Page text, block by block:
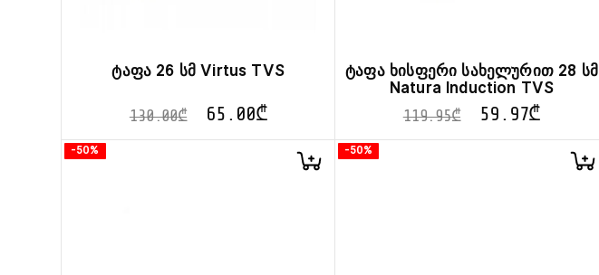
ტაფა 26 სმ Virtus TVS
130.00₾ 65.00₾
ტაფა ხისფერი სახელურით 28 სმ
Natura Induction TVS
119.95₾ 59.97₾
-50% -50%